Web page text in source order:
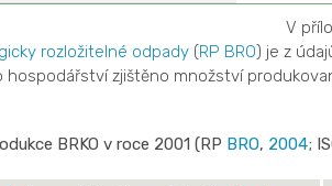
V
rozložitelné odpady(RP BRO) je z
zjištěno množství
BRKO v roce 2001 (RP BRO, 2004;